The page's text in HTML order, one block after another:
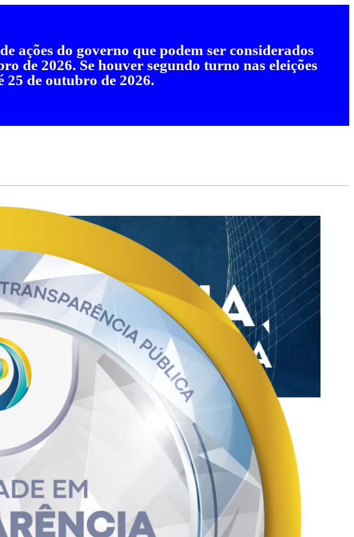
ações do governo que podem ser considerados
de 2026. Se houver segundo turno nas eleições
de outubro de 2026.